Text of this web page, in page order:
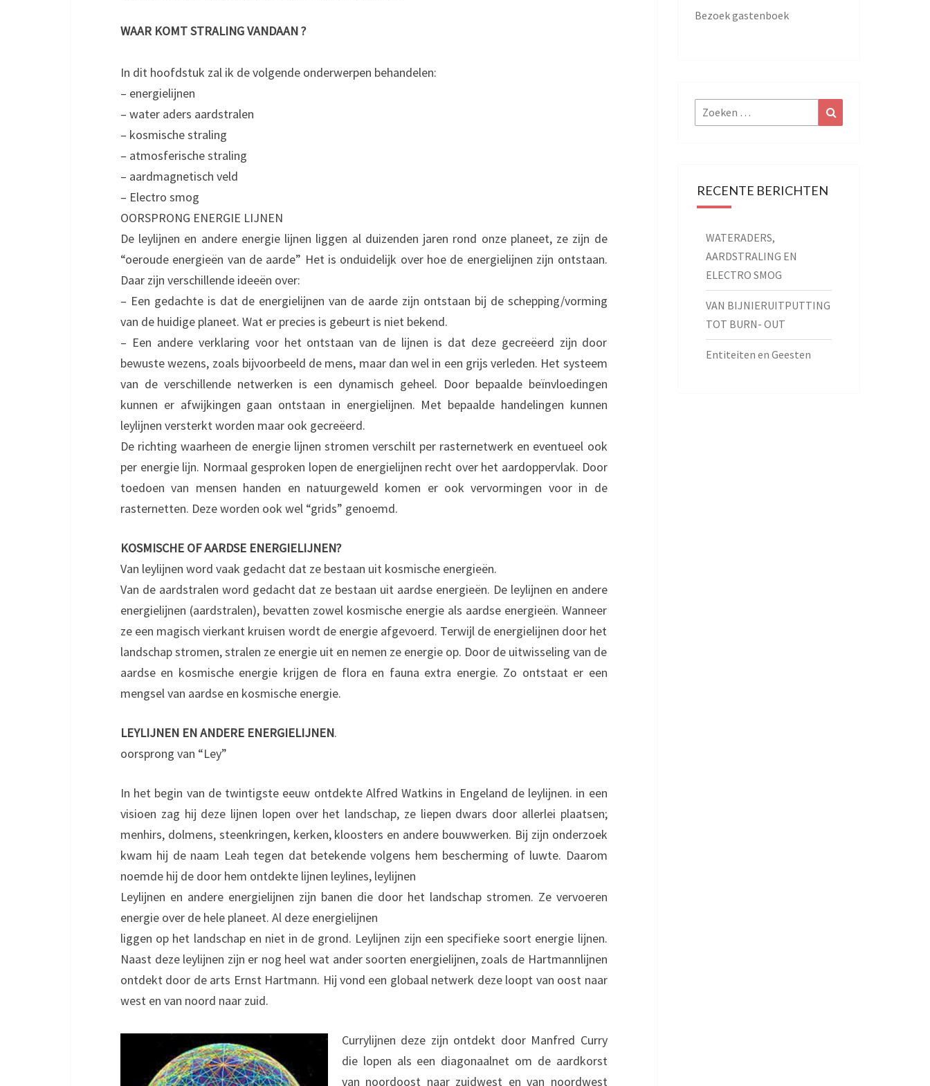
WAAR KOMT STRALING VANDAAN ?
In dit hoofdstuk zal ik de volgende onderwerpen behandelen:
– energielijnen
– water aders aardstralen
– kosmische straling
– atmosferische straling
– aardmagnetisch veld
– Electro smog
OORSPRONG ENERGIE LIJNEN
De leylijnen en andere energie lijnen liggen al duizenden jaren rond onze planeet, ze zijn de
“oeroude energieën van de aarde” Het is onduidelijk over hoe de energielijnen zijn ontstaan.
Daar zijn verschillende ideeën over:
– Een gedachte is dat de energielijnen van de aarde zijn ontstaan bij de schepping/vorming
van de huidige planeet. Wat er precies is gebeurt is niet bekend.
– Een andere verklaring voor het ontstaan van de lijnen is dat deze gecreëerd zijn door
bewuste wezens, zoals bijvoorbeeld de mens, maar dan wel in een grijs verleden. Het systeem
van de verschillende netwerken is een dynamisch geheel. Door bepaalde beïnvloedingen
kunnen er afwijkingen gaan ontstaan in energielijnen. Met bepaalde handelingen kunnen
leylijnen versterkt worden maar ook gecreëerd.
De richting waarheen de energie lijnen stromen verschilt per rasternetwerk en eventueel ook
per energie lijn. Normaal gesproken lopen de energielijnen recht over het aardoppervlak. Door
toedoen van mensen handen en natuurgeweld komen er ook vervormingen voor in de
rasternetten. Deze worden ook wel “grids” genoemd.
KOSMISCHE OF AARDSE ENERGIELIJNEN?
Van leylijnen word vaak gedacht dat ze bestaan uit kosmische energieën.
Van de aardstralen word gedacht dat ze bestaan uit aardse energieën. De leylijnen en andere
energielijnen (aardstralen), bevatten zowel kosmische energie als aardse energieën. Wanneer
ze een magisch vierkant kruisen wordt de energie afgevoerd. Terwijl de energielijnen door het
landschap stromen, stralen ze energie uit en nemen ze energie op. Door de uitwisseling van de
aardse en kosmische energie krijgen de flora en fauna extra energie. Zo ontstaat er een
mengsel van aardse en kosmische energie.
LEYLIJNEN EN ANDERE ENERGIELIJNEN.
oorsprong van “Ley”
In het begin van de twintigste eeuw ontdekte Alfred Watkins in Engeland de leylijnen. in een
visioen zag hij deze lijnen lopen over het landschap, ze liepen dwars door allerlei plaatsen;
menhirs, dolmens, steenkringen, kerken, kloosters en andere bouwwerken. Bij zijn onderzoek
kwam hij de naam Leah tegen dat betekende volgens hem bescherming of luwte. Daarom
noemde hij de door hem ontdekte lijnen leylines, leylijnen
Leylijnen en andere energielijnen zijn banen die door het landschap stromen. Ze vervoeren
energie over de hele planeet. Al deze energielijnen
liggen op het landschap en niet in de grond. Leylijnen zijn een specifieke soort energie lijnen.
Naast deze leylijnen zijn er nog heel wat ander soorten energielijnen, zoals de Hartmannlijnen
ontdekt door de arts Ernst Hartmann. Hij vond een globaal netwerk deze loopt van oost naar
west en van noord naar zuid.
Currylijnen deze zijn ontdekt door Manfred Curry
die lopen als een diagonaalnet om de aardkorst
van noordoost naar zuidwest en van noordwest
Bezoek gastenboek
Zoeken
naar:
RECENTE BERICHTEN
WATERADERS,
AARDSTRALING EN
ELECTRO SMOG
VAN BIJNIERUITPUTTING
TOT BURN- OUT
Entiteiten en Geesten